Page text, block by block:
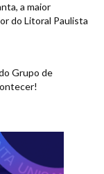
a maior
do Litoral Paulista
Grupo de